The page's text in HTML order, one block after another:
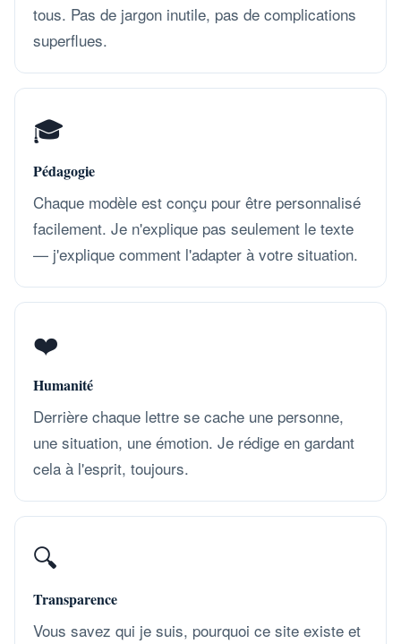
tous. Pas de jargon inutile, pas de complications
superflues.
🎓
Pédagogie
Chaque modèle est conçu pour être personnalisé
facilement. Je n'explique pas seulement le texte
— j'explique comment l'adapter à votre situation.
❤️
Humanité
Derrière chaque lettre se cache une personne,
une situation, une émotion. Je rédige en gardant
cela à l'esprit, toujours.
🔍
Transparence
Vous savez qui je suis, pourquoi ce site existe et